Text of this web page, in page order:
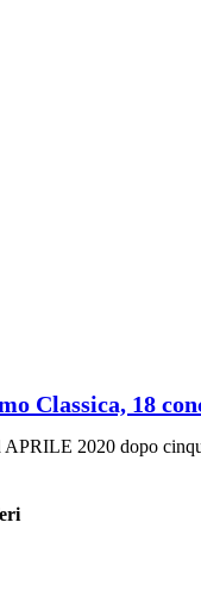
Classica, 18
2020 dopo